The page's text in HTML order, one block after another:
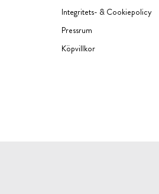
Integritets- & Cookiepolicy
Pressrum
Köpvillkor